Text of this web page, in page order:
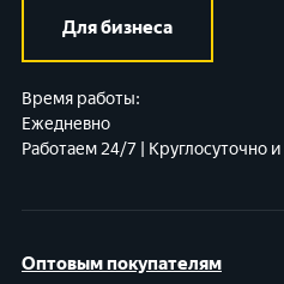
Оптовым покупателям
Для бизнеса
Время работы:
Ежедневно
Работаем 24/7 | Круглосуточно